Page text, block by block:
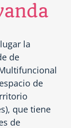
la
de
de
que tiene
de